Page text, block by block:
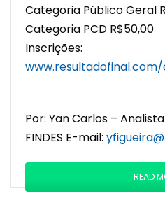
Categoria Público Geral
Categoria PCD R$50,00
Inscrições:
Por: Yan Carlos –
FINDES E-mail:
READ